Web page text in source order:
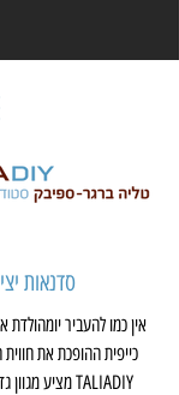
סדנאות
אין כמו להעביר יומהולדת
כייפית ההופכת את
TALIADIY מציע מגוון גדול של סדנאות בוטיק לבחירה.